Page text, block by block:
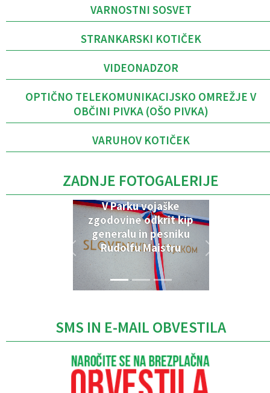
VARNOSTNI SOSVET
STRANKARSKI KOTIČEK
VIDEONADZOR
OPTIČNO TELEKOMUNIKACIJSKO OMREŽJE V
OBČINI PIVKA (OŠO PIVKA)
VARUHOV KOTIČEK
ZADNJE FOTOGALERIJE
V Parku vojaške
zgodovine odkrit kip
generalu in pesniku
Rudolfu Maistru
SMS IN E-MAIL OBVESTILA